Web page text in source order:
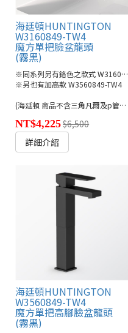
海廷頓HUNTINGTON
W3160849-TW4
魔方單把臉盆龍頭
(霧黑)
※同系列另有鉻色之款式 W3160801-TW4
※另也有加高款 W3560849-TW4
(海廷頓 商品不含三角凡爾及p管，加購另計800元)
NT$4,225$6,500
詳細介紹
海廷頓HUNTINGTON
W3560849-TW4
魔方單把高腳臉盆龍頭
(霧黑)